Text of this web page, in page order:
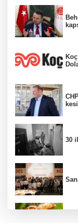
30